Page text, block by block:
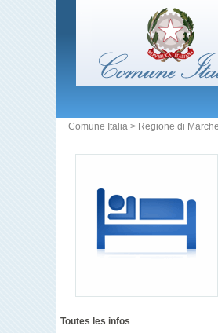
Comune Italia > Regione di Marche
Toutes les infos